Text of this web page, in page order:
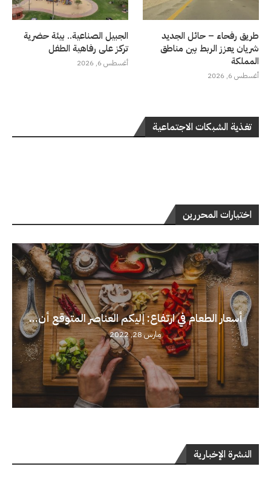
طريق رفحاء – حائل الجديد
شريان يعزز الربط بين مناطق
المملكة
أغسطس 6, 2026
الجبيل الصناعية.. بيئة حضرية
تركز على رفاهية الطفل
أغسطس 6, 2026
تغذية الشبكات الاجتماعية
اختيارات المحررين
أسعار الطعام في ارتفاع: إليكم العناصر المتوقع أن...
مارس 28, 2022
النشرة الإخبارية